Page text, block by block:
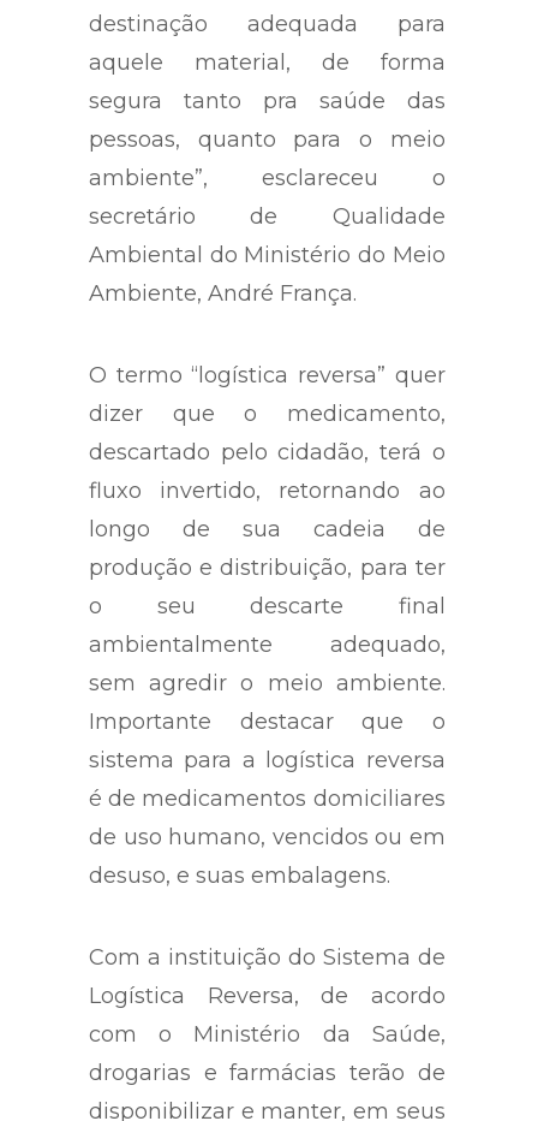
destinação adequada para
aquele material, de forma
segura tanto pra saúde das
pessoas, quanto para o meio
ambiente”, esclareceu o
secretário de Qualidade
Ambiental do Ministério do Meio
Ambiente, André França.
O termo “logística reversa” quer
dizer que o medicamento,
descartado pelo cidadão, terá o
fluxo invertido, retornando ao
longo de sua cadeia de
produção e distribuição, para ter
o seu descarte final
ambientalmente adequado,
sem agredir o meio ambiente.
Importante destacar que o
sistema para a logística reversa
é de medicamentos domiciliares
de uso humano, vencidos ou em
desuso, e suas embalagens.
Com a instituição do Sistema de
Logística Reversa, de acordo
com o Ministério da Saúde,
drogarias e farmácias terão de
disponibilizar e manter, em seus